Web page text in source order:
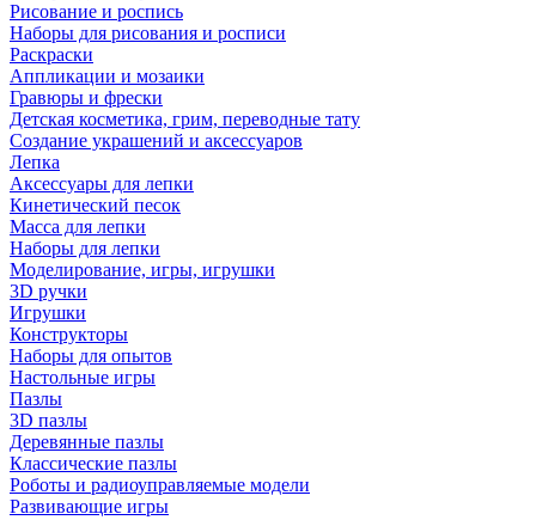
Рисование и роспись
Наборы для рисования и росписи
Раскраски
Аппликации и мозаики
Гравюры и фрески
Детская косметика, грим, переводные тату
Создание украшений и аксессуаров
Лепка
Аксессуары для лепки
Кинетический песок
Масса для лепки
Наборы для лепки
Моделирование, игры, игрушки
3D ручки
Игрушки
Конструкторы
Наборы для опытов
Настольные игры
Пазлы
3D пазлы
Деревянные пазлы
Классические пазлы
Роботы и радиоуправляемые модели
Развивающие игры